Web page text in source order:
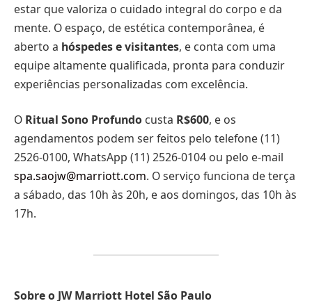
estar que valoriza o cuidado integral do corpo e da
mente. O espaço, de estética contemporânea, é
aberto a hóspedes e visitantes, e conta com uma
equipe altamente qualificada, pronta para conduzir
experiências personalizadas com excelência.
O Ritual Sono Profundo custa R$600, e os
agendamentos podem ser feitos pelo telefone (11)
2526-0100, WhatsApp (11) 2526-0104 ou pelo e-mail
spa.saojw@marriott.com. O serviço funciona de terça
a sábado, das 10h às 20h, e aos domingos, das 10h às
17h.
Sobre o JW Marriott Hotel São Paulo